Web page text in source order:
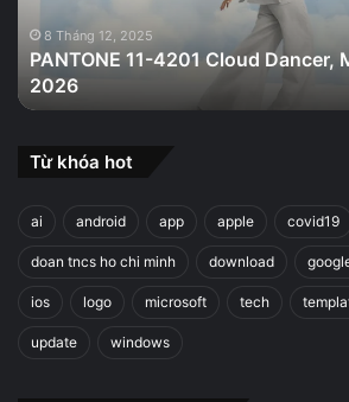
của
năm
2026
8 Tháng 12, 2025
PANTONE 11-4201 Cloud Dancer,
2026
Từ khóa hot
ai android app apple covid19
doan tncs ho chi minh download
ios logo microsoft tech
update windows